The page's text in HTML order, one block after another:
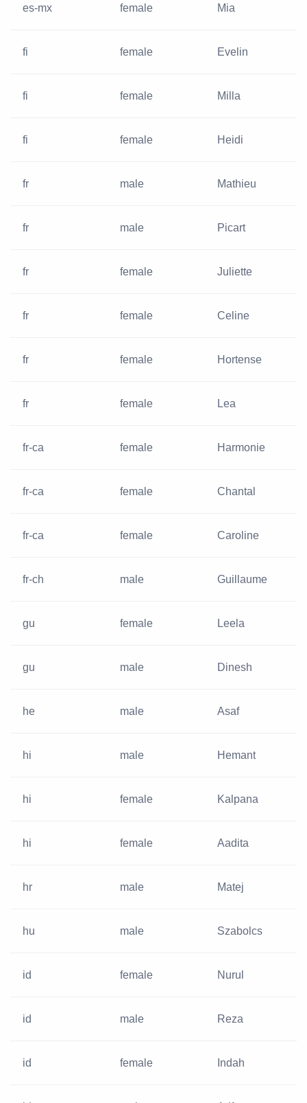
es-mx female Mia
fi female Evelin
fi female Milla
fi female Heidi
fr male Mathieu
fr male Picart
fr female Juliette
fr female Celine
fr female Hortense
fr female Lea
fr-ca female Harmonie
fr-ca female Chantal
fr-ca female Caroline
fr-ch male Guillaume
gu female Leela
gu male Dinesh
he male Asaf
hi male Hemant
hi female Kalpana
hi female Aadita
hr male Matej
hu male Szabolcs
id female Nurul
id male Reza
id female Indah